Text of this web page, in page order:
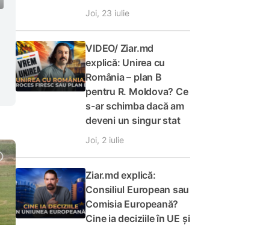
Joi, 23 iulie
VIDEO/ Ziar.md
explică: Unirea cu
România – plan B
pentru R. Moldova? Ce
s-ar schimba dacă am
deveni un singur stat
Joi, 2 iulie
Ziar.md explică:
Consiliul European sau
Comisia Europeană?
Cine ia deciziile în UE și